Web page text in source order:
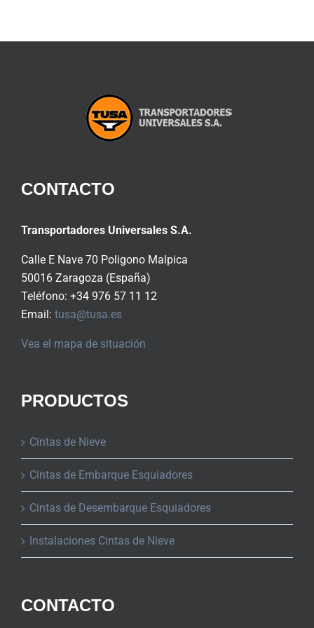
CONTACTO
Transportadores Universales S.A.
Calle E Nave 70 Poligono Malpica
50016 Zaragoza (España)
Teléfono: +34 976 57 11 12
Email: tusa@tusa.es
Vea el mapa de situación
PRODUCTOS
Cintas de Nieve
Cintas de Embarque Esquiadores
Cintas de Desembarque Esquiadores
Instalaciones Cintas de Nieve
CONTACTO